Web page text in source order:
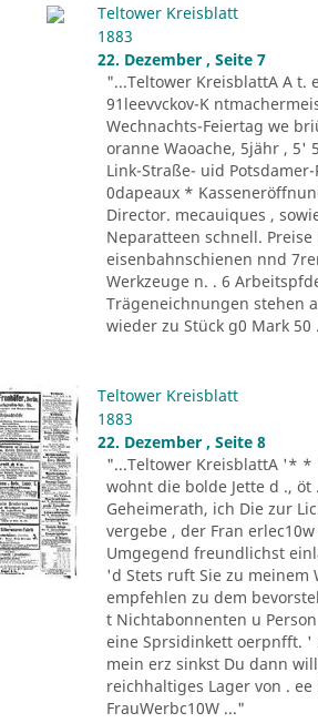
Teltower Kreisblatt
1883
22. Dezember , Seite 7
"...Teltower KreisblattA A t.
91leevvckov-K
Wechnachts-Feiertag we
oranne Waoache, 5jähr , 5'
Link-Straße- uid
0dapeaux *
Director. mecauiques ,
Neparatteen schnell.
eisenbahnschienen nnd
Werkzeuge n. . 6
Trägeneichnungen stehen
wieder zu Stück g0 Mark 50
Teltower Kreisblatt
1883
22. Dezember , Seite 8
"...Teltower KreisblattA '* *
wohnt die bolde Jette d .,
Geheimerath, ich Die zur
vergebe , der Fran
Umgegend freundlichst
'd Stets ruft Sie zu meinem
empfehlen zu dem
t Nichtabonnenten u
eine Sprsidinkett oerpnfft. '
mein erz sinkst Du dann
reichhaltiges Lager von .
FrauWerbc10W ..."